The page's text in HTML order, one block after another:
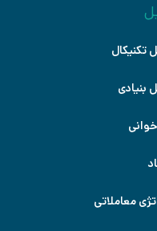
تکنیکال
بنیادی
معاملاتی